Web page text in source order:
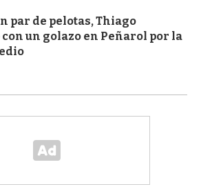
par de pelotas, Thiago
con un golazo en Peñarol por la